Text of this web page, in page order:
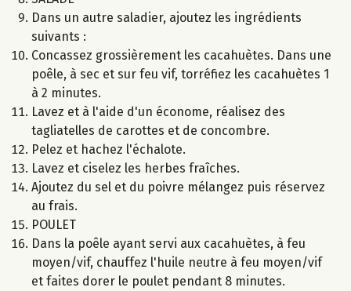
Dans un autre saladier, ajoutez les ingrédients
suivants :
Concassez grossièrement les cacahuètes. Dans une
poêle, à sec et sur feu vif, torréfiez les cacahuètes 1
à 2 minutes.
Lavez et à l'aide d'un économe, réalisez des
tagliatelles de carottes et de concombre.
Pelez et hachez l'échalote.
Lavez et ciselez les herbes fraîches.
Ajoutez du sel et du poivre mélangez puis réservez
au frais.
POULET
Dans la poêle ayant servi aux cacahuètes, à feu
moyen/vif, chauffez l'huile neutre à feu moyen/vif
et faites dorer le poulet pendant 8 minutes.